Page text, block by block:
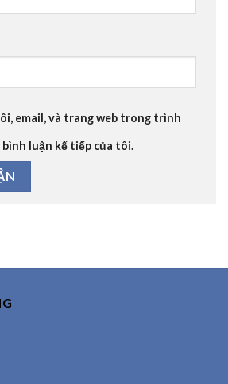
email, và trang web trong trình
luận kế tiếp của tôi.